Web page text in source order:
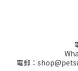
電郵：